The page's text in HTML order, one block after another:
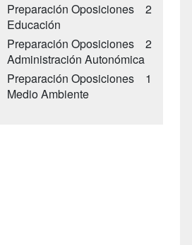
Preparación Oposiciones
Educación
2
Preparación Oposiciones
Administración Autonómica
2
Preparación Oposiciones
Medio Ambiente
1